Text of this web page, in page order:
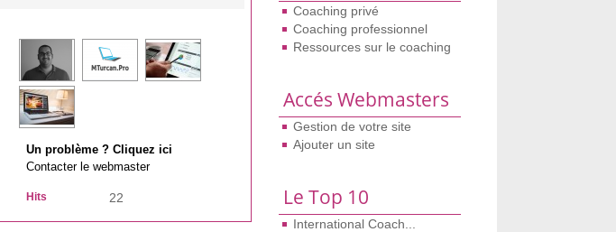
Coaching privé
Coaching professionnel
Ressources sur le coaching
Accés Webmasters
Gestion de votre site
Ajouter un site
Le Top 10
International Coach...
Un problème ? Cliquez ici
Contacter le webmaster
Hits 22